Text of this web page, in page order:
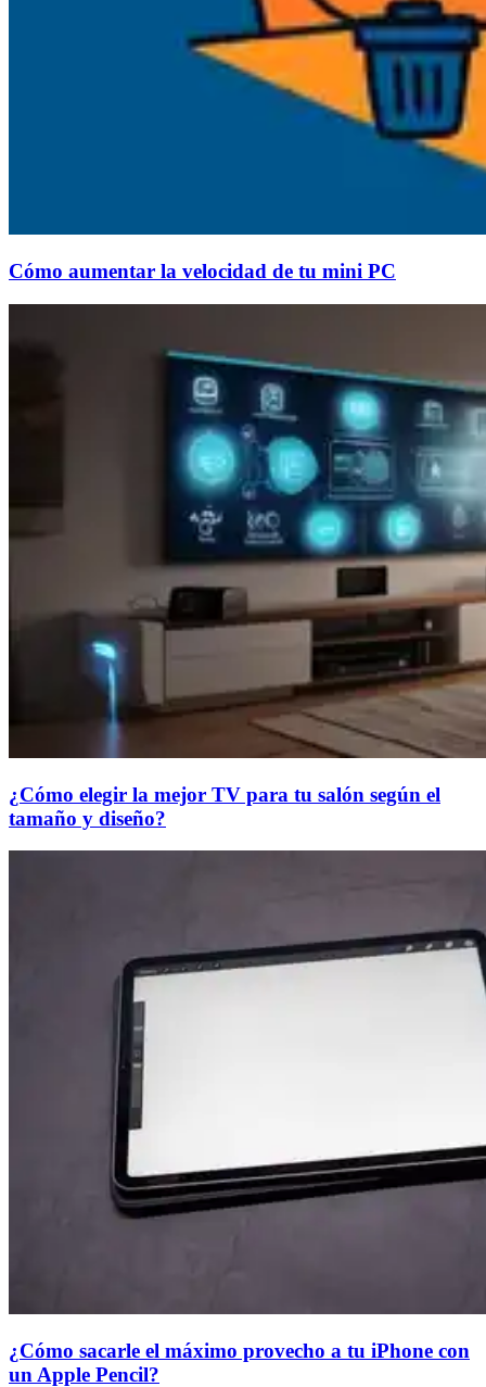
Cómo aumentar la velocidad de tu mini PC
¿Cómo elegir la mejor TV para tu salón según el
tamaño y diseño?
¿Cómo sacarle el máximo provecho a tu iPhone con
un Apple Pencil?